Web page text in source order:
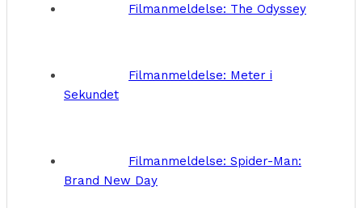
Filmanmeldelse: The Odyssey
Filmanmeldelse: Meter i
Sekundet
Filmanmeldelse: Spider-Man:
Brand New Day